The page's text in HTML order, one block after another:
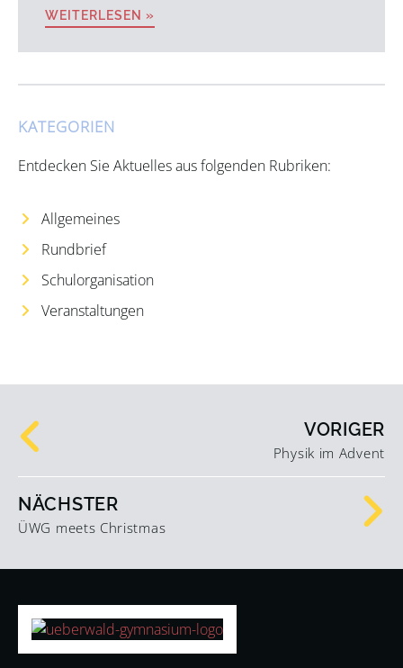
WEITERLESEN »
KATEGORIEN
Entdecken Sie Aktuelles aus folgenden Rubriken:
Allgemeines
Rundbrief
Schulorganisation
Veranstaltungen
VORIGER
Physik im Advent
NÄCHSTER
ÜWG meets Christmas